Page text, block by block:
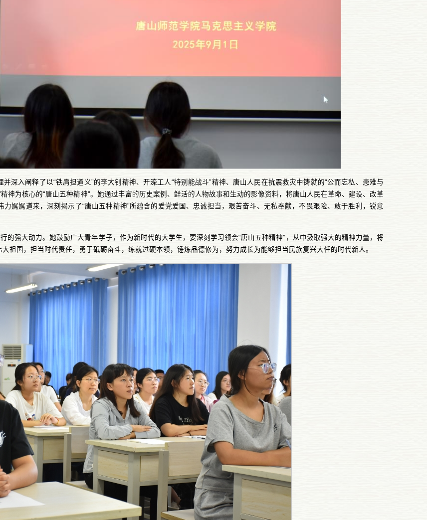
深入阐释了以“铁肩担道义”的李大钊精神、开滦工人“特别能战斗”精神、唐山人民在抗震救灾中铸就的“公而忘私、患难与
神为核心的“唐山五种精神”。她通过丰富的历史案例、鲜活的人物故事和生动的影像资料，将唐山人民在革命、建设、改革
娓娓道来，深刻揭示了“唐山五种精神”所蕴含的爱党爱国、忠诚担当，艰苦奋斗、无私奉献，不畏艰险、敢于胜利，锐意
的强大动力。她鼓励广大青年学子，作为新时代的大学生，要深刻学习领会“唐山五种精神”，从中汲取强大的精神力量，将
祖国，担当时代责任，勇于砥砺奋斗，练就过硬本领，锤炼品德修为，努力成长为能够担当民族复兴大任的时代新人。